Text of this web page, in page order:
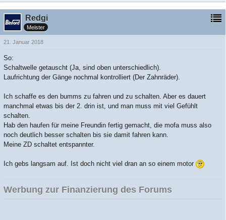
Redgi
Meister
21. Januar 2018
So:
Schaltwelle getauscht (Ja, sind oben unterschiedlich).
Laufrichtung der Gänge nochmal kontrolliert (Der Zahnräder).
Ich schaffe es den bumms zu fahren und zu schalten. Aber es dauert
manchmal etwas bis der 2. drin ist, und man muss mit viel Gefühlt
schalten.
Hab den haufen für meine Freundin fertig gemacht, die mofa muss also
noch deutlich besser schalten bis sie damit fahren kann.
Meine ZD schaltet entspannter.
Ich gebs langsam auf. Ist doch nicht viel dran an so einem motor
Werbung zur Finanzierung des Forums